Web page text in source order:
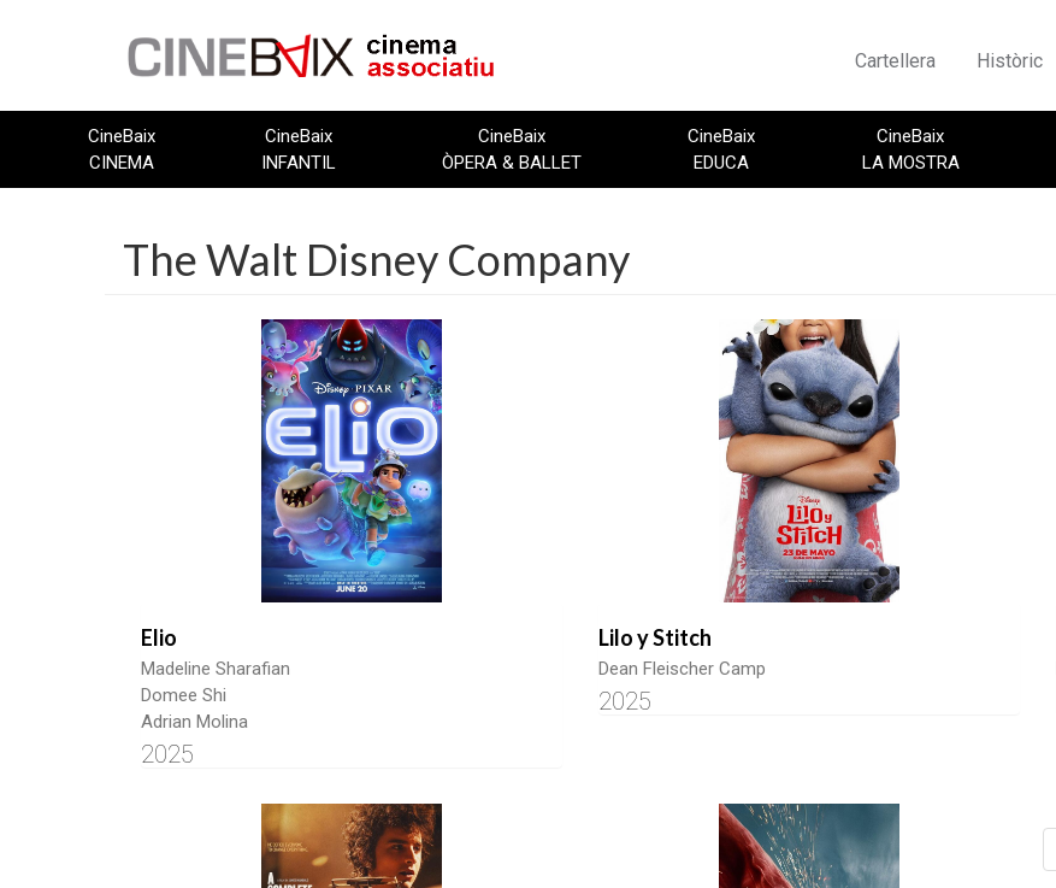
Cartellera Històric
CineBaix
CINEMA
CineBaix
INFANTIL
CineBaix
ÒPERA & BALLET
CineBaix
EDUCA
CineBaix
LA MOSTRA
The Walt Disney Company
Elio
Madeline Sharafian
Domee Shi
Adrian Molina
2025
Lilo y Stitch
Dean Fleischer Camp
2025